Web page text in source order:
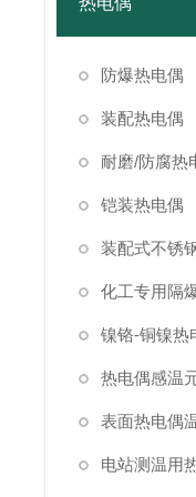
防爆热电偶
装配热电偶
耐磨/防腐热
铠装热电偶
装配式不锈
化工专用隔
镍铬-铜镍热
热电偶感温
表面热电偶
电站测温用